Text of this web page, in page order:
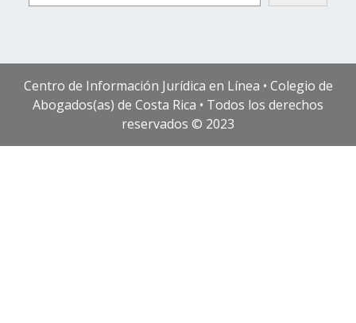
Centro de Información Jurídica en Línea • Colegio de
Abogados(as) de Costa Rica • Todos los derechos
reservados © 2023